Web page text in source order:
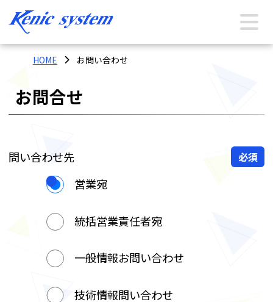
HOME お問い合わせ
お問合せ
問い合わせ先 必須
営業宛
統括営業責任者宛
一般情報お問い合わせ
技術情報問い合わせ